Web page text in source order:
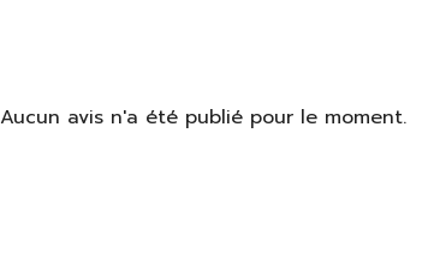
Aucun avis n'a été publié pour le moment.